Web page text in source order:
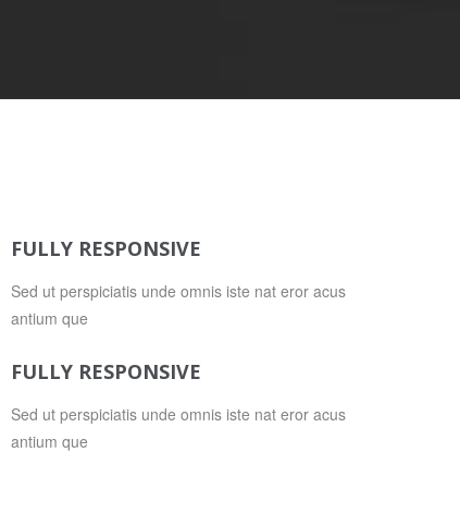
FULLY RESPONSIVE
Sed ut perspiciatis unde omnis iste nat eror acus
antium que
FULLY RESPONSIVE
Sed ut perspiciatis unde omnis iste nat eror acus
antium que